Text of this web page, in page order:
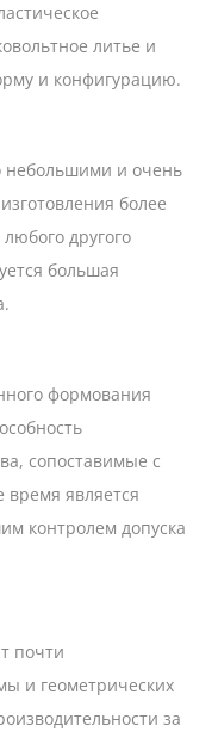
литье и
и конфигурацию.
небольшими и очень
более
другого
большая
формования
сопоставимые с
является
контролем допуска
почти
и геометрических
за